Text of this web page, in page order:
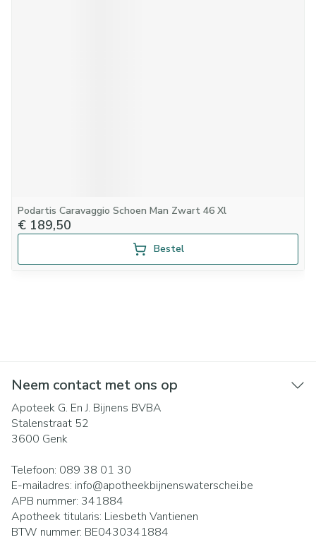
Podartis Caravaggio Schoen Man Zwart 46 Xl
€ 189,50
Bestel
Neem contact met ons op
Apoteek G. En J. Bijnens BVBA
Stalenstraat 52
3600 Genk
Telefoon: 089 38 01 30
E-mailadres: info@apotheekbijnenswaterschei.be
APB nummer: 341884
Apotheek titularis: Liesbeth Vantienen
BTW nummer: BE0430341884